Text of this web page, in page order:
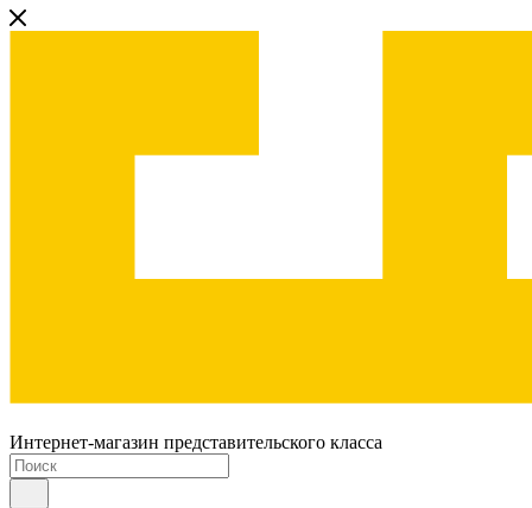
Интернет-магазин представительского класса